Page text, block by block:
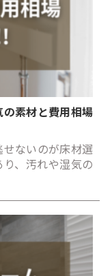
素材と費用相場
ないのが床材選
、汚れや湿気の